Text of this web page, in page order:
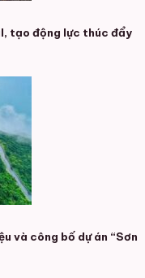
tạo động lực thúc đẩy
và công bố dự án “Sơn